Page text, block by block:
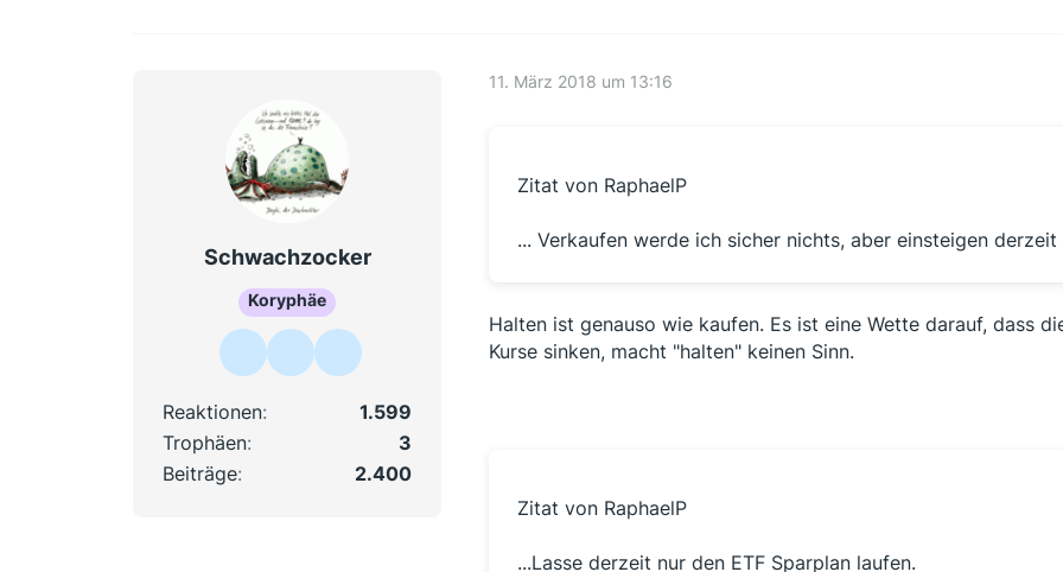
Schwachzocker
Koryphäe
Reaktionen
1.599
Trophäen
3
Beiträge
2.400
11. März 2018 um 13:16
Zitat von RaphaelP
... Verkaufen werde ich sicher nichts, aber einsteigen derzeit
Halten ist genauso wie kaufen. Es ist eine Wette darauf, dass
Kurse sinken, macht "halten" keinen Sinn.
Zitat von RaphaelP
...Lasse derzeit nur den ETF Sparplan laufen.